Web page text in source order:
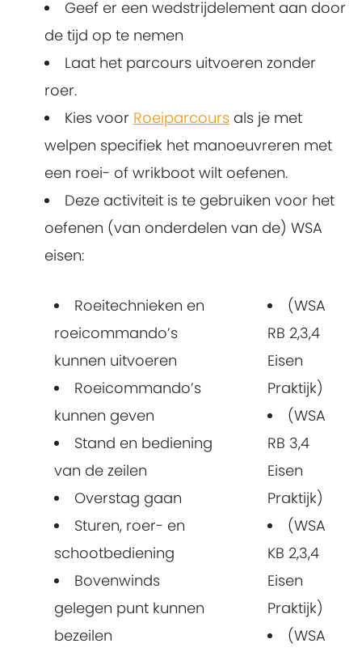
Geef er een wedstrijdelement aan door
de tijd op te nemen
Laat het parcours uitvoeren zonder
roer.
Kies voor Roeiparcours als je met
welpen specifiek het manoeuvreren met
een roei- of wrikboot wilt oefenen.
Deze activiteit is te gebruiken voor het
oefenen (van onderdelen van de) WSA
eisen:
Roeitechnieken en
roeicommando’s
kunnen uitvoeren
Roeicommando’s
kunnen geven
Stand en bediening
van de zeilen
Overstag gaan
Sturen, roer- en
schootbediening
Bovenwinds
gelegen punt kunnen
bezeilen
(WSA
RB 2,3,4
Eisen
Praktijk)
(WSA
RB 3,4
Eisen
Praktijk)
(WSA
KB 2,3,4
Eisen
Praktijk)
(WSA